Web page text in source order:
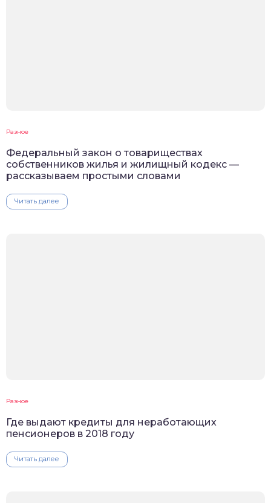
Разное
Федеральный закон о товариществах
собственников жилья и жилищный кодекс —
рассказываем простыми словами
Читать далее
Разное
Где выдают кредиты для неработающих
пенсионеров в 2018 году
Читать далее